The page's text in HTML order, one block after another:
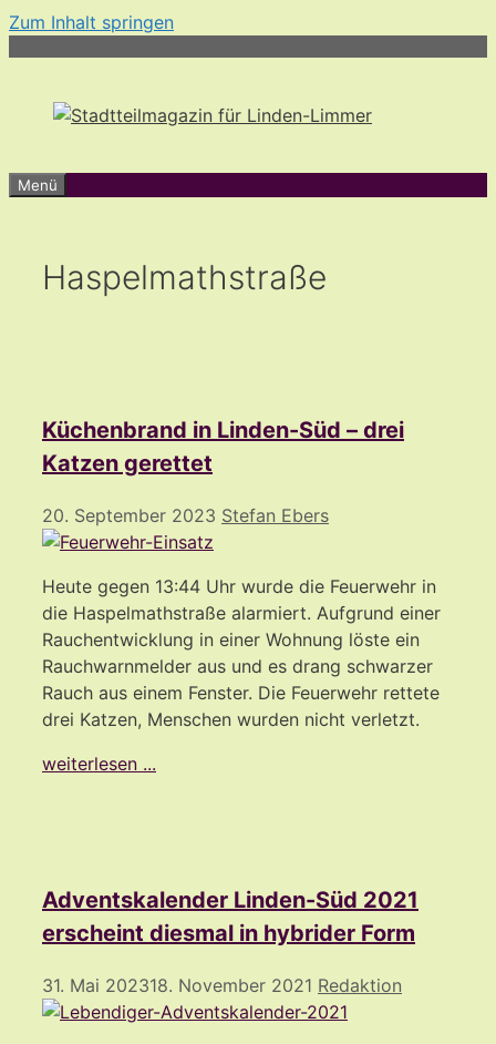
Zum Inhalt springen
Menü
Haspelmathstraße
Küchenbrand in Linden-Süd – drei
Katzen gerettet
20. September 2023 Stefan Ebers
Heute gegen 13:44 Uhr wurde die Feuerwehr in
die Haspelmathstraße alarmiert. Aufgrund einer
Rauchentwicklung in einer Wohnung löste ein
Rauchwarnmelder aus und es drang schwarzer
Rauch aus einem Fenster. Die Feuerwehr rettete
drei Katzen, Menschen wurden nicht verletzt.
weiterlesen ...
Adventskalender Linden-Süd 2021
erscheint diesmal in hybrider Form
31. Mai 202318. November 2021 Redaktion